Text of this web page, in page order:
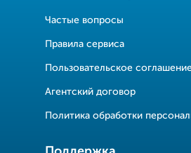
Частые вопросы
Правила сервиса
Пользовательское
Агентский договор
Политика обработки